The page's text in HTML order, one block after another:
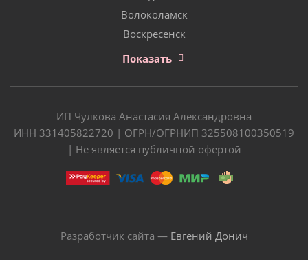
Волоколамск
Воскресенск
Показать
ИП Чулкова Анастасия Александровна
ИНН 331405822720 | ОГРН/ОГРНИП 325508100350519
| Не является публичной офертой
Разработчик сайта — Евгений Донич